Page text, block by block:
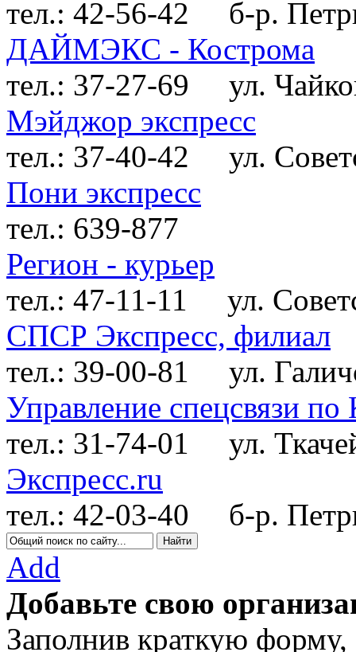
тел.: 42-56-42
б-р.
ДАЙМЭКС - Кострома
тел.: 37-27-69
ул.
Мэйджор экспресс
тел.: 37-40-42
ул.
Пони экспресс
тел.: 639-877
Регион - курьер
тел.: 47-11-11
ул.
СПСР Экспресс, филиал
тел.: 39-00-81
ул.
Управление спецсвязи
тел.: 31-74-01
ул.
Экспресс.ru
тел.: 42-03-40
б-р.
Add
Добавьте свою
Заполнив краткую